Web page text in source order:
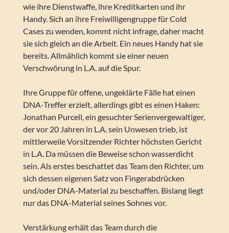
wie ihre Dienstwaffe, ihre Kreditkarten und ihr
Handy. Sich an ihre Freiwilligengruppe für Cold
Cases zu wenden, kommt nicht infrage, daher macht
sie sich gleich an die Arbeit. Ein neues Handy hat sie
bereits. Allmählich kommt sie einer neuen
Verschwörung in L.A. auf die Spur.
Ihre Gruppe für offene, ungeklärte Fälle hat einen
DNA-Treffer erzielt, allerdings gibt es einen Haken:
Jonathan Purcell, ein gesuchter Serienvergewaltiger,
der vor 20 Jahren in L.A. sein Unwesen trieb, ist
mittlerweile Vorsitzender Richter höchsten Gericht
in L.A. Da müssen die Beweise schon wasserdicht
sein. Als erstes beschattet das Team den Richter, um
sich dessen eigenen Satz von Fingerabdrücken
und/oder DNA-Material zu beschaffen. Bislang liegt
nur das DNA-Material seines Sohnes vor.
Verstärkung erhält das Team durch die